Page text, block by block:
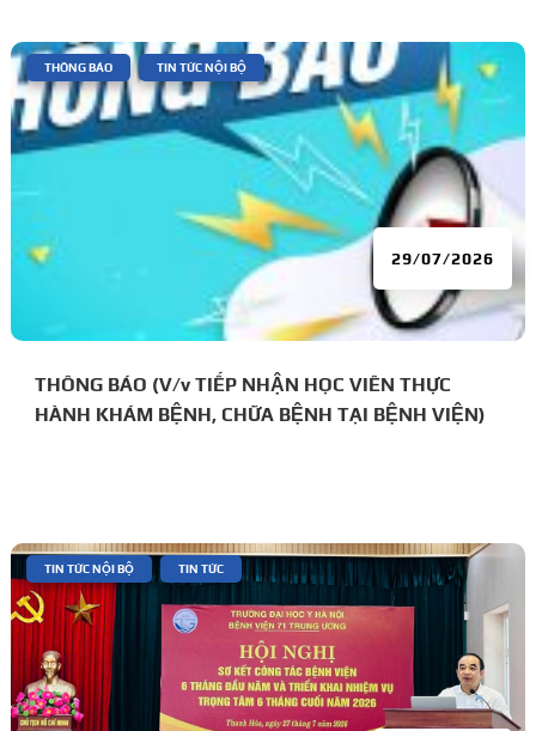
THÔNG BÁO (V/v TIẾP NHẬN HỌC VIÊN THỰC
HÀNH KHÁM BỆNH, CHỮA BỆNH TẠI BỆNH VIỆN)
29/07/2026
THÔNG BÁO TIN TỨC NỘI BỘ
TIN TỨC NỘI BỘ TIN TỨC